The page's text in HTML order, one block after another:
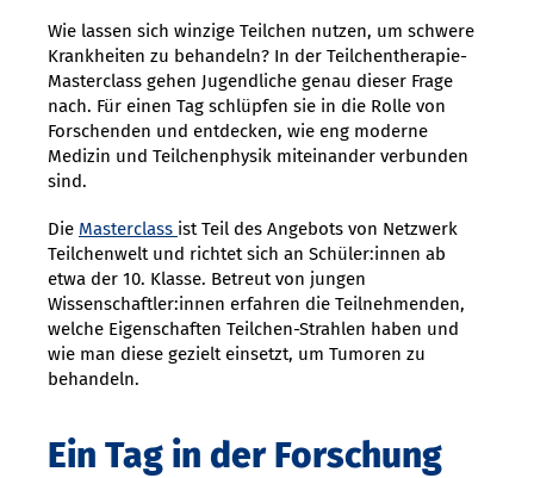
Wie lassen sich winzige Teilchen nutzen, um schwere
Krankheiten zu behandeln? In der Teilchentherapie-
Masterclass gehen Jugendliche genau dieser Frage
nach. Für einen Tag schlüpfen sie in die Rolle von
Forschenden und entdecken, wie eng moderne
Medizin und Teilchenphysik miteinander verbunden
sind.
Die Masterclass ist Teil des Angebots von Netzwerk
Teilchenwelt und richtet sich an Schüler:innen ab
etwa der 10. Klasse. Betreut von jungen
Wissenschaftler:innen erfahren die Teilnehmenden,
welche Eigenschaften Teilchen-Strahlen haben und
wie man diese gezielt einsetzt, um Tumoren zu
behandeln.
Ein Tag in der Forschung